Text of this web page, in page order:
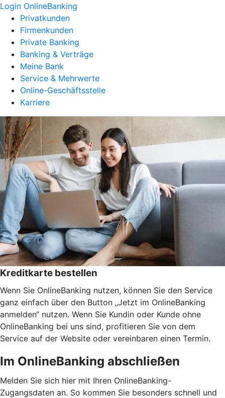
Login OnlineBanking
Privatkunden
Firmenkunden
Private Banking
Banking & Verträge
Meine Bank
Service & Mehrwerte
Online-Geschäftsstelle
Karriere
Kreditkarte bestellen
Wenn Sie OnlineBanking nutzen, können Sie den Service
ganz einfach über den Button „Jetzt im OnlineBanking
anmelden“ nutzen. Wenn Sie Kundin oder Kunde ohne
OnlineBanking bei uns sind, profitieren Sie von dem
Service auf der Website oder vereinbaren einen Termin.
Im OnlineBanking abschließen
Melden Sie sich hier mit Ihren OnlineBanking-
Zugangsdaten an. So kommen Sie besonders schnell und